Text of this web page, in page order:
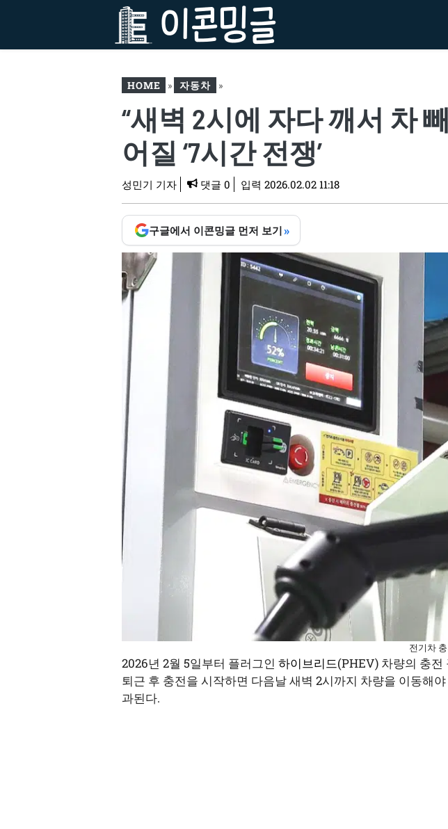
HOME » 자동차 »
“새벽 2시에 자다 깨서 차
빼라고?”… 아파트 주차장
서 벌어질 ‘7시간 전쟁’
“새벽 2시에 자다 깨서 차
어질 ‘7시간 전쟁’
성민기 기자 댓글 0 입력 2026.02.02 11:18
구글에서 이콘밍글 먼저 보기»
전기차
2026년 2월 5일부터 플러그인 하이브리드(PHEV) 차량의 충전
퇴근 후 충전을 시작하면 다음날 새벽 2시까지 차량을 이동해
과된다.